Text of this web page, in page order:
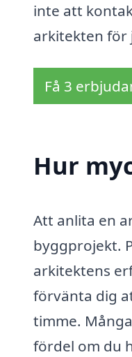
inte att
arkitekten för
Få 3
Hur
Att anlita en
byggprojekt.
arkitektens
förvänta dig
timme.
fördel om du